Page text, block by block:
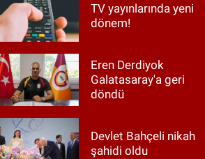
TV yayınlarında yeni
dönem!
Eren Derdiyok
Galatasaray'a geri
döndü
Devlet Bahçeli nikah
şahidi oldu